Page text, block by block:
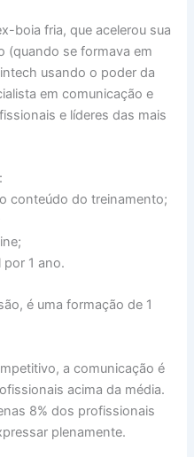
boia fria, que acelerou sua
(quando se formava em
usando o poder da
em comunicação e
e líderes das mais
conteúdo do treinamento;
1 ano.
é uma formação de 1
a comunicação é
acima da média.
8% dos profissionais
plenamente.